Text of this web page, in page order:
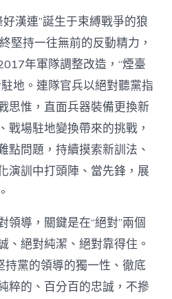
漢連”誕生于束縛戰爭的狼
堅持一往無前的反動精力，
年軍隊調整改造，“煙臺
地。連隊官兵以絕對聽黨指
思惟，直面兵器裝備更換新
戰場駐地變換帶來的挑戰，
點問題，持續摸索新訓法、
演訓中打頭陣、當先鋒，展
領導，關鍵是在“絕對”兩個
、絕對純潔、絕對靠得住。
持黨的領導的獨一性、徹底
粹的、百分百的忠誠，不摻